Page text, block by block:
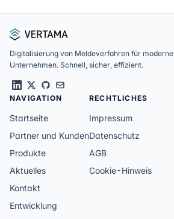
Fußzeile
Digitalisierung von Meldeverfahren für moderne
Unternehmen. Schnell, sicher, effizient.
NAVIGATION
Startseite
Partner und Kunden
Produkte
Aktuelles
Kontakt
Entwicklung
RECHTLICHES
Impressum
Datenschutz
AGB
Cookie-Hinweis